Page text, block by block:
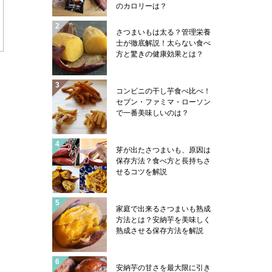
のカロリーは？
さつまいもは太る？管理栄養
士が徹底解説！太らない食べ
方と驚きの健康効果とは？
コンビニの干し芋食べ比べ！
セブン・ファミマ・ローソン
で一番美味しいのは？
芽が出たさつまいも、原因は
保存方法？食べ方と長持ちさ
せるコツを解説
家庭で出来るさつまいも熟成
方法とは？安納芋を美味しく
熟成させる保存方法を解説
安納芋の甘さを最大限に引き